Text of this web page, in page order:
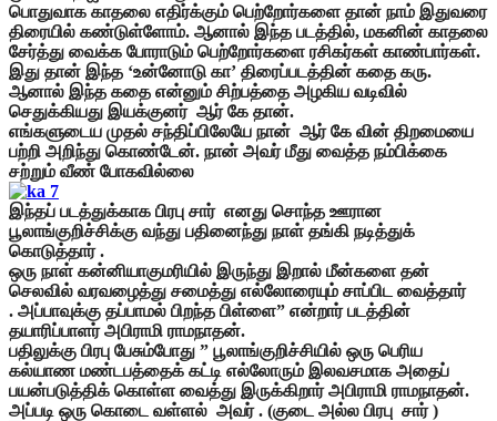
பொதுவாக காதலை எதிர்க்கும் பெற்றோர்களை தான் நாம் இதுவரை
திரையில் கண்டுள்ளோம். ஆனால் இந்த படத்தில், மகனின் காதலை
சேர்த்து வைக்க போராடும் பெற்றோர்களை ரசிகர்கள் காண்பார்கள்.
இது தான் இந்த ‘உன்னோடு கா’ திரைப்படத்தின் கதை கரு.
ஆனால் இந்த கதை என்னும் சிற்பத்தை அழகிய வடிவில்
செதுக்கியது இயக்குனர் ஆர் கே தான்.
எங்களுடைய முதல் சந்திப்பிலேயே நான் ஆர் கே வின் திறமையை
பற்றி அறிந்து கொண்டேன். நான் அவர் மீது வைத்த நம்பிக்கை
சற்றும் வீண் போகவில்லை
இந்தப் படத்துக்காக பிரபு சார் எனது சொந்த ஊரான
பூலாங்குறிச்சிக்கு வந்து பதினைந்து நாள் தங்கி நடித்துக்
கொடுத்தார் .
ஒரு நாள் கன்னியாகுமரியில் இருந்து இறால் மீன்களை தன்
செலவில் வரவழைத்து சமைத்து எல்லோரையும் சாப்பிட வைத்தார்
. அப்பாவுக்கு தப்பாமல் பிறந்த பிள்ளை” என்றார் படத்தின்
தயாரிப்பாளர் அபிராமி ராமநாதன்.
பதிலுக்கு பிரபு பேசும்போது ” பூலாங்குறிச்சியில் ஒரு பெரிய
கல்யாண மண்டபத்தைக் கட்டி எல்லோரும் இலவசமாக அதைப்
பயன்படுத்திக் கொள்ள வைத்து இருக்கிறார் அபிராமி ராமநாதன்.
அப்படி ஒரு கொடை வள்ளல் அவர் . (குடை அல்ல பிரபு சார் )